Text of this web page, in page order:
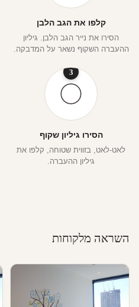
קלפו את הגב הלבן
הסירו את נייר הגב הלבן. גיליון
ההעברה השקוף נשאר על המדבקה.
3
הסירו גיליון שקוף
לאט-לאט, בזווית שטוחה, קלפו את
גיליון ההעברה.
השראה מלקוחות